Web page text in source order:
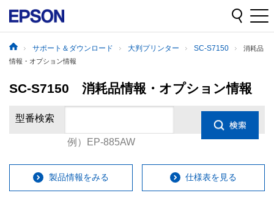
サポート＆ダウンロード 大判プリンター SC-S7150
消耗品
情報・オプション情報
SC-S7150 消耗品情報・オプション情報
型番検索
例）EP-885AW
製品情報をみる 仕様表を見る